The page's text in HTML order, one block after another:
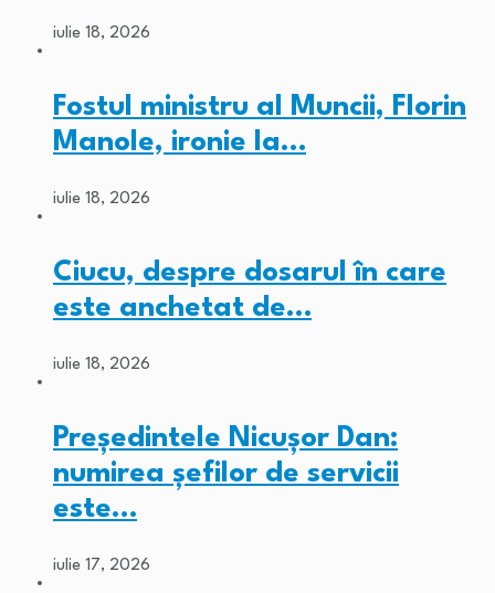
iulie 18, 2026
Fostul ministru al Muncii, Florin
Manole, ironie la…
iulie 18, 2026
Ciucu, despre dosarul în care
este anchetat de…
iulie 18, 2026
Președintele Nicușor Dan:
numirea șefilor de servicii
este…
iulie 17, 2026